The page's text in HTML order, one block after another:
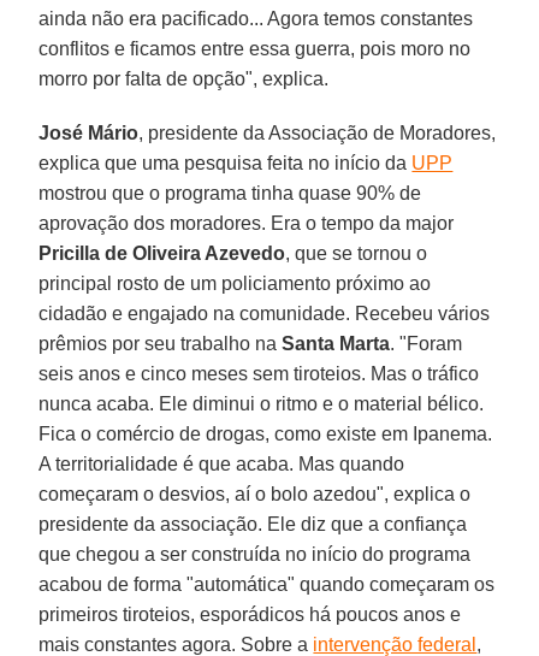
ainda não era pacificado... Agora temos constantes
conflitos e ficamos entre essa guerra, pois moro no
morro por falta de opção", explica.
José Mário, presidente da Associação de Moradores,
explica que uma pesquisa feita no início da UPP
mostrou que o programa tinha quase 90% de
aprovação dos moradores. Era o tempo da major
Pricilla de Oliveira Azevedo, que se tornou o
principal rosto de um policiamento próximo ao
cidadão e engajado na comunidade. Recebeu vários
prêmios por seu trabalho naSanta Marta. "Foram
seis anos e cinco meses sem tiroteios. Mas o tráfico
nunca acaba. Ele diminui o ritmo e o material bélico.
Fica o comércio de drogas, como existe em Ipanema.
A territorialidade é que acaba. Mas quando
começaram o desvios, aí o bolo azedou", explica o
presidente da associação. Ele diz que a confiança
que chegou a ser construída no início do programa
acabou de forma "automática" quando começaram os
primeiros tiroteios, esporádicos há poucos anos e
mais constantes agora. Sobre a intervenção federal ,